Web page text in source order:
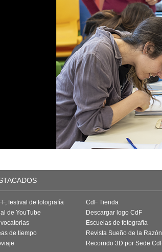
festival de fotografía
de YouTube
de tiempo
CdF Tienda
Descargar logo CdF
Escuelas de fotografía
Revista Sueño de la Razón
Recorrido 3D por Sede